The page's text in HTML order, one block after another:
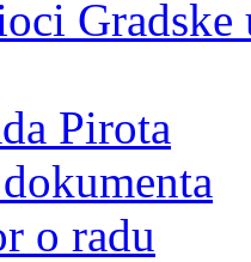
Gradske
Pirota
o radu